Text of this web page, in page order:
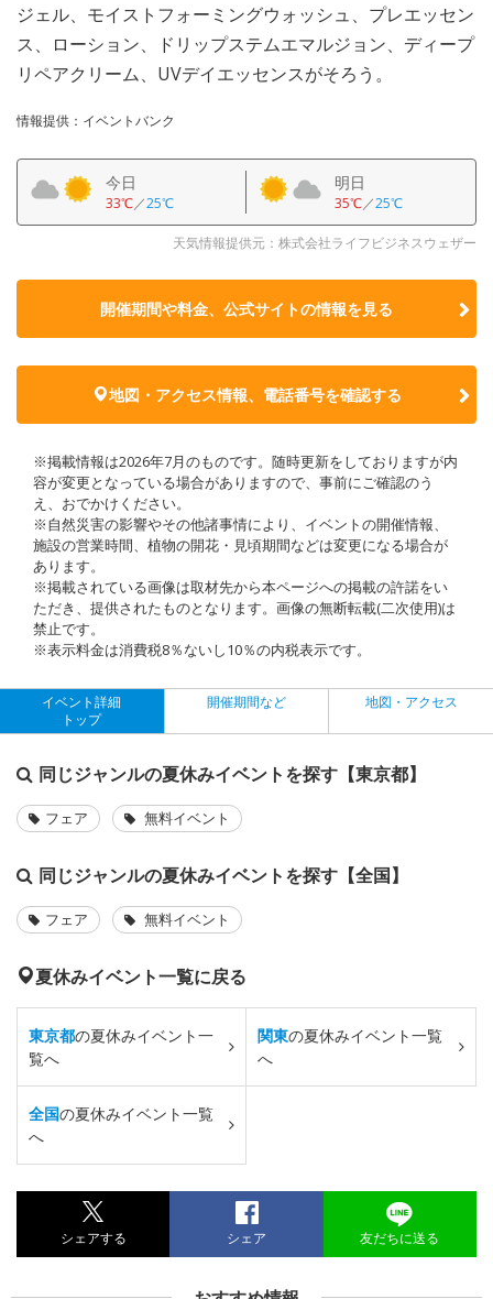
ジェル、モイストフォーミングウォッシュ、プレエッセン
ス、ローション、ドリップステムエマルジョン、ディープ
リペアクリーム、UVデイエッセンスがそろう。
情報提供：イベントバンク
今日
33℃／25℃
明日
35℃／25℃
天気情報提供元：株式会社ライフビジネスウェザー
開催期間や料金、公式サイトの情報を見る
地図・アクセス情報、電話番号を確認する
※掲載情報は2026年7月のものです。随時更新をしておりますが内
容が変更となっている場合がありますので、事前にご確認のう
え、おでかけください。
※自然災害の影響やその他諸事情により、イベントの開催情報、
施設の営業時間、植物の開花・見頃期間などは変更になる場合が
あります。
※掲載されている画像は取材先から本ページへの掲載の許諾をい
ただき、提供されたものとなります。画像の無断転載(二次使用)は
禁止です。
※表示料金は消費税8％ないし10％の内税表示です。
イベント詳細
トップ
開催期間など 地図・アクセス
同じジャンルの夏休みイベントを探す【東京都】
フェア 無料イベント
同じジャンルの夏休みイベントを探す【全国】
フェア 無料イベント
夏休みイベント一覧に戻る
東京都の夏休みイベント一
覧へ
関東の夏休みイベント一覧
へ
全国の夏休みイベント一覧
へ
シェアする シェア 友だちに送る